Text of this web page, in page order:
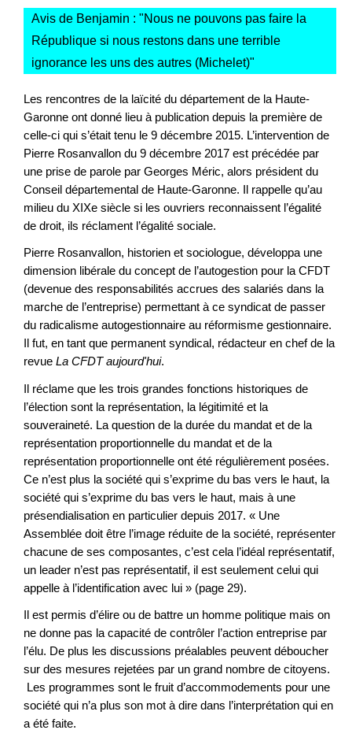
Avis de Benjamin : "Nous ne pouvons pas faire la
République si nous restons dans une terrible
ignorance les uns des autres (Michelet)"
Les rencontres de la laïcité du département de la Haute-
Garonne ont donné lieu à publication depuis la première de
celle-ci qui s’était tenu le 9 décembre 2015. L’intervention de
Pierre Rosanvallon du 9 décembre 2017 est précédée par
une prise de parole par Georges Méric, alors président du
Conseil départemental de Haute-Garonne. Il rappelle qu’au
milieu du XIXe siècle si les ouvriers reconnaissent l’égalité
de droit, ils réclament l’égalité sociale.
Pierre Rosanvallon, historien et sociologue, développa une
dimension libérale du concept de l’autogestion pour la CFDT
(devenue des responsabilités accrues des salariés dans la
marche de l’entreprise) permettant à ce syndicat de passer
du radicalisme autogestionnaire au réformisme gestionnaire.
Il fut, en tant que permanent syndical, rédacteur en chef de la
revue La CFDT aujourd'hui.
Il réclame que les trois grandes fonctions historiques de
l’élection sont la représentation, la légitimité et la
souveraineté. La question de la durée du mandat et de la
représentation proportionnelle du mandat et de la
représentation proportionnelle ont été régulièrement posées.
Ce n’est plus la société qui s’exprime du bas vers le haut, la
société qui s’exprime du bas vers le haut, mais à une
présendialisation en particulier depuis 2017. « Une
Assemblée doit être l’image réduite de la société, représenter
chacune de ses composantes, c’est cela l’idéal représentatif,
un leader n’est pas représentatif, il est seulement celui qui
appelle à l’identification avec lui » (page 29).
Il est permis d’élire ou de battre un homme politique mais on
ne donne pas la capacité de contrôler l’action entreprise par
l’élu. De plus les discussions préalables peuvent déboucher
sur des mesures rejetées par un grand nombre de citoyens.
Les programmes sont le fruit d’accommodements pour une
société qui n’a plus son mot à dire dans l’interprétation qui en
a été faite.